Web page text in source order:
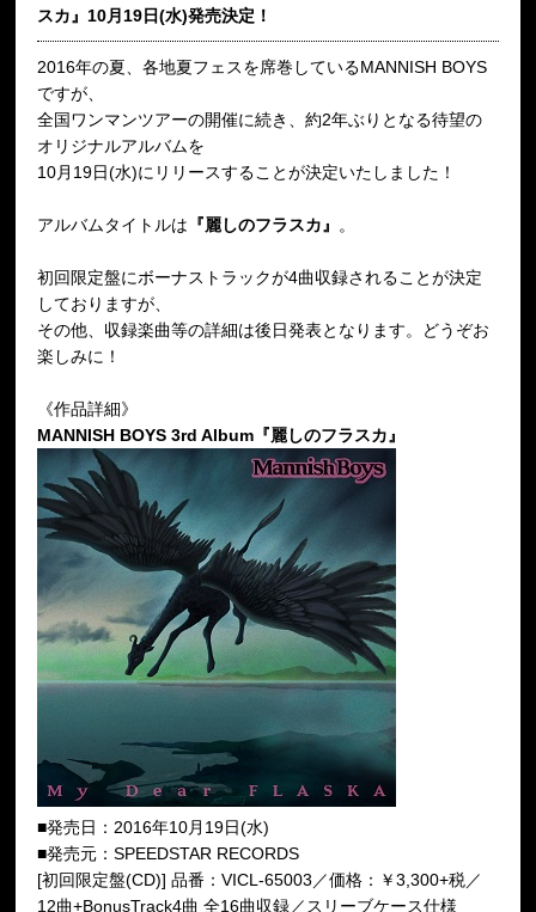
スカ』10月19日(水)発売決定！
2016年の夏、各地夏フェスを席巻しているMANNISH BOYS
ですが、
全国ワンマンツアーの開催に続き、約2年ぶりとなる待望の
オリジナルアルバムを
10月19日(水)にリリースすることが決定いたしました！
アルバムタイトルは 『麗しのフラスカ』 。
初回限定盤にボーナストラックが4曲収録されることが決定
しておりますが、
その他、収録楽曲等の詳細は後日発表となります。どうぞお
楽しみに！
《作品詳細》
MANNISH BOYS 3rd Album『麗しのフラスカ』
■発売日：2016年10月19日(水)
■発売元：SPEEDSTAR RECORDS
[初回限定盤(CD)] 品番：VICL-65003／価格：￥3,300+税／
12曲+BonusTrack4曲 全16曲収録／スリーブケース仕様